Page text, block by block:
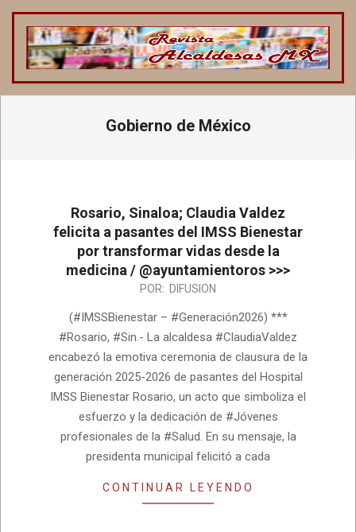
Saltar
contenido
REVISTA
ALCALDESAS
Gobierno de México
Rosario, Sinaloa; Claudia Valdez
felicita a pasantes del IMSS Bienestar
por transformar vidas desde la
medicina / @ayuntamientoros >>>
POR: DIFUSION
(#IMSSBienestar – #Generación2026) ***
#Rosario, #Sin.- La alcaldesa #ClaudiaValdez
encabezó la emotiva ceremonia de clausura de la
generación 2025-2026 de pasantes del Hospital
IMSS Bienestar Rosario, un acto que simboliza el
esfuerzo y la dedicación de #Jóvenes
profesionales de la #Salud. En su mensaje, la
presidenta municipal felicitó a cada
CONTINUAR LEYENDO